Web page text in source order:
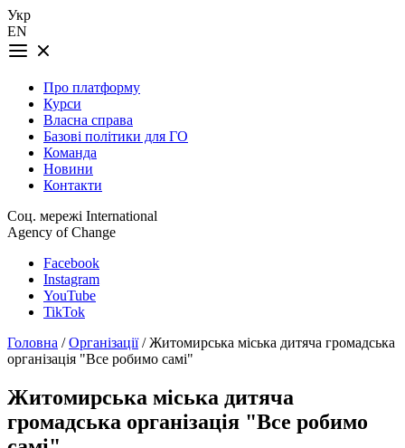
Укр
EN
Про платформу
Курси
Власна справа
Базові політики для ГО
Команда
Новини
Контакти
Соц. мережі International
Agency of Change
Facebook
Instagram
YouTube
TikTok
Головна /Організації/ Житомирська міська дитяча громадська
організація "Все робимо самі"
Житомирська міська дитяча
громадська організація "Все робимо